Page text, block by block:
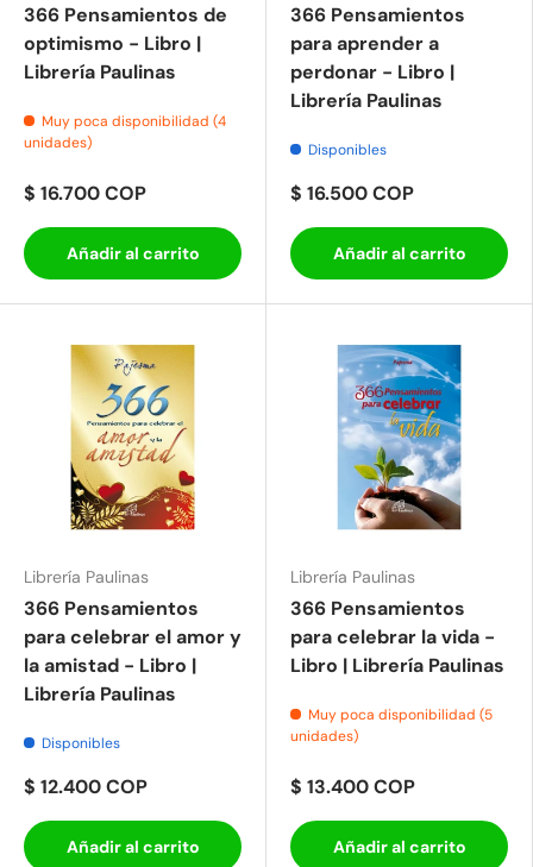
366 Pensamientos de
optimismo - Libro |
Librería Paulinas
Muy poca disponibilidad (4
unidades)
$ 16.700 COP
Añadir al carrito
366 Pensamientos
para aprender a
perdonar - Libro |
Librería Paulinas
Disponibles
$ 16.500 COP
Añadir al carrito
Librería Paulinas
366 Pensamientos
para celebrar el amor y
la amistad - Libro |
Librería Paulinas
Disponibles
$ 12.400 COP
Añadir al carrito
Librería Paulinas
366 Pensamientos
para celebrar la vida -
Libro | Librería Paulinas
Muy poca disponibilidad (5
unidades)
$ 13.400 COP
Añadir al carrito